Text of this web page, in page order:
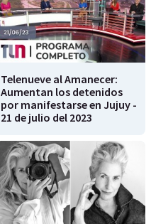
Telenueve al Amanecer:
Aumentan los detenidos
por manifestarse en Jujuy -
21 de julio del 2023